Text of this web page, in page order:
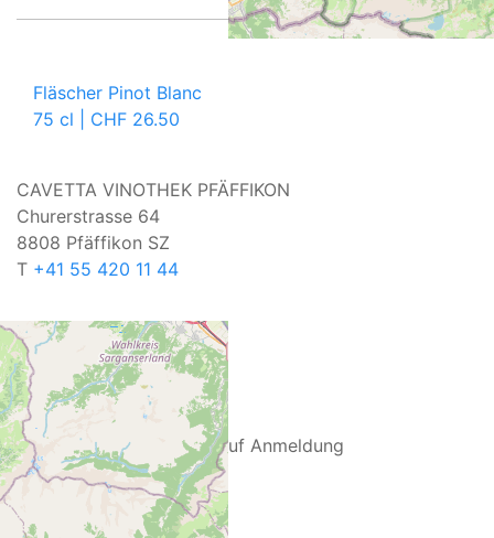
Fläscher Pinot Blanc
75 cl | CHF 26.50
CAVETTA VINOTHEK PFÄFFIKON
Churerstrasse 64
8808 Pfäffikon SZ
T +41 55 420 11 44
ÖFFNUNGSZEITEN
Fr: 13.30 bis 18.30 Uhr
Sa: 9.00 bis 15.00 Uhr
Montag bis Donnerstag auf Anmeldung
Spezielle Öffnungszeiten